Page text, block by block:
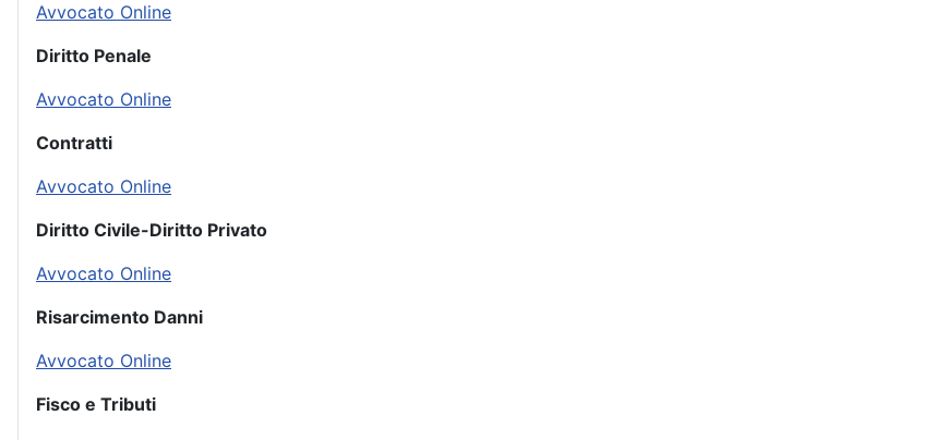
Avvocato Online
Diritto Penale
Avvocato Online
Contratti
Avvocato Online
Diritto Civile-Diritto Privato
Avvocato Online
Risarcimento Danni
Avvocato Online
Fisco e Tributi